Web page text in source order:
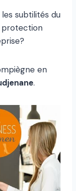
les subtilités du
protection
en
.